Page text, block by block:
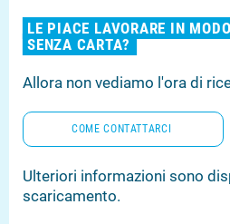
LE PIACE LAVORARE IN
SENZA CARTA?
Allora non vediamo l'ora di
COME CON­TAT­T­AR­CI
Ulteriori in­for­ma­zio­ni sono
sca­ri­ca­men­to.